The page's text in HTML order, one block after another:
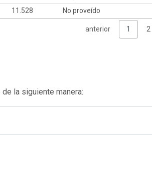
11.528 No proveído
anterior 1 2
la siguiente manera: